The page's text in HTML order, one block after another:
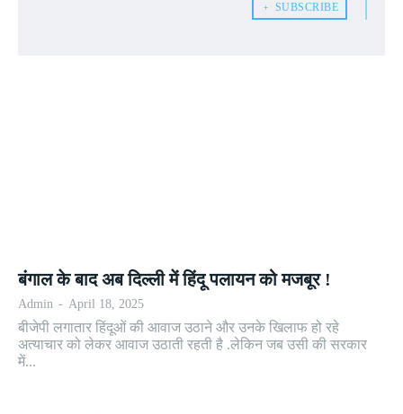
﹢ SUBSCRIBE
बंगाल के बाद अब दिल्ली में हिंदू पलायन को मजबूर !
Admin - April 18, 2025
बीजेपी लगातार हिंदूओं की आवाज उठाने और उनके खिलाफ हो रहे
अत्याचार को लेकर आवाज उठाती रहती है .लेकिन जब उसी की सरकार
में...